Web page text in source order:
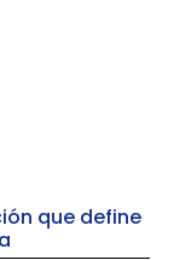
que define